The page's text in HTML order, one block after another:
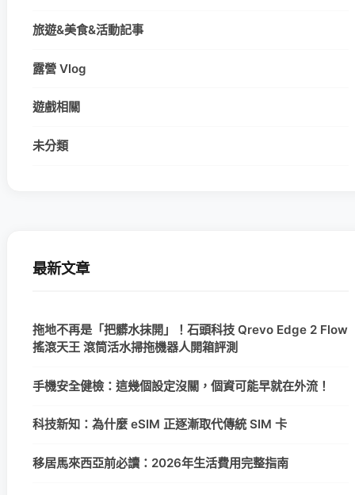
旅遊&美食&活動記事
露營 Vlog
遊戲相關
未分類
最新文章
拖地不再是「把髒水抹開」！石頭科技 Qrevo Edge 2 Flow
搖滾天王 滾筒活水掃拖機器人開箱評測
手機安全健檢：這幾個設定沒關，個資可能早就在外流！
科技新知：為什麼 eSIM 正逐漸取代傳統 SIM 卡
移居馬來西亞前必讀：2026年生活費用完整指南